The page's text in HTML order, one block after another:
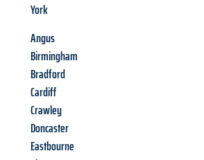
York
Angus
Birmingham
Bradford
Cardiff
Crawley
Doncaster
Eastbourne